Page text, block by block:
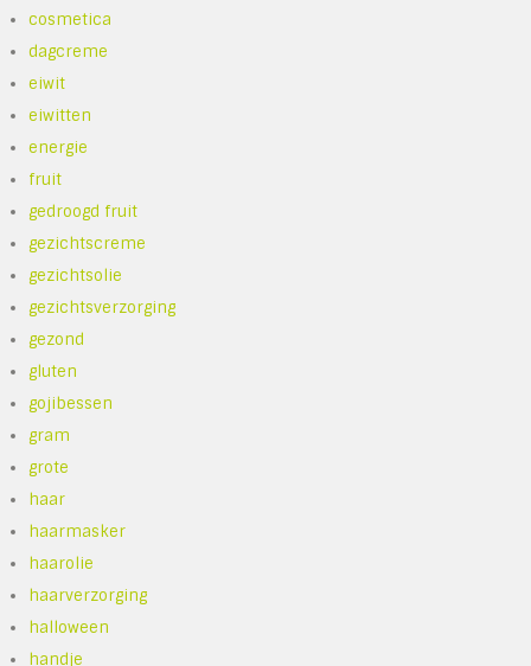
cosmetica
dagcreme
eiwit
eiwitten
energie
fruit
gedroogd fruit
gezichtscreme
gezichtsolie
gezichtsverzorging
gezond
gluten
gojibessen
gram
grote
haar
haarmasker
haarolie
haarverzorging
halloween
handje